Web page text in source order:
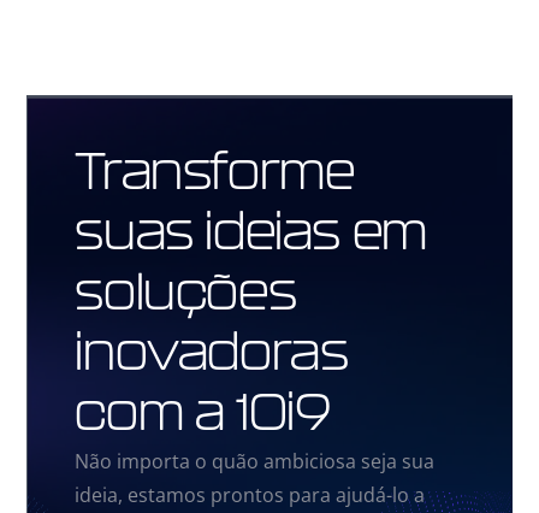
Transforme
suas ideias em
soluções
inovadoras
com a 10i9
Não importa o quão ambiciosa seja sua
ideia, estamos prontos para ajudá-lo a